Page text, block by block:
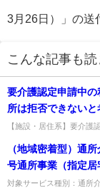
3月26日）」の
こんな記事も
要介護認定申請中の
所は拒否できないと
か。
【施設・居住系】要介護
要介護が明らかなら受入
意）、明らかに自立の申
（地域密着型）通
号通所事業（指定居
等の事業の人員、設
対象サービス種別：通所